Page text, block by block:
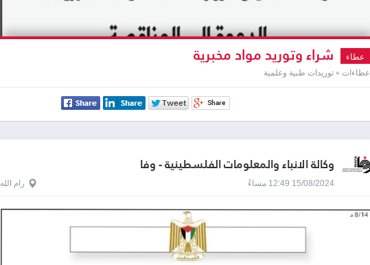
عطاء شراء وتوريد مواد مخبرية
عطاءات » توريدات طبية وعلمية
وكالة الانباء والمعلومات الفلسطينية - وفا
15/08/2024 12:49 مساءً رام الله